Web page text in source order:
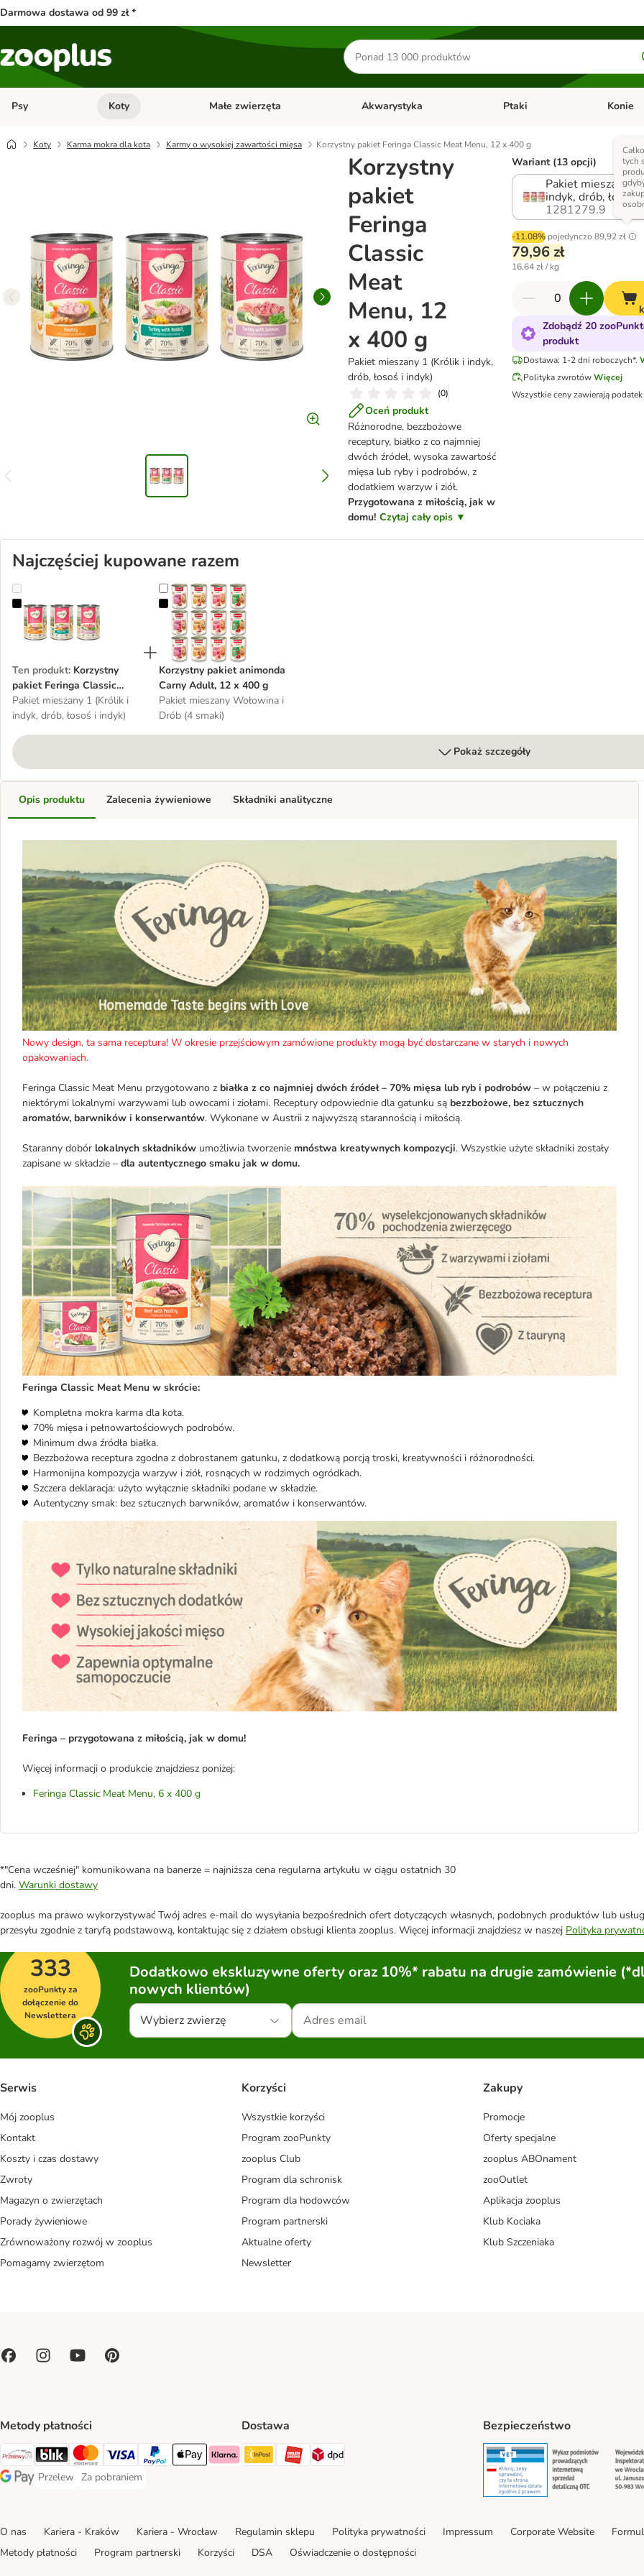
Darmowa dostawa od 99 zł *
Szukaj
produktów
Psy Otwórz menu kategorii: Psy
Koty Otwórz menu kategorii: Koty
Małe zwierzęta Otwórz menu kategorii: Małe zwierzęta
Akwarystyka Otwórz menu kategorii:
Ptaki Otwórz
Konie
Koty Karma mokra dla kota Karmy o wysokiej zawartości mięsa Korzystny pakiet Feringa Classic Meat Menu, 12 x 400 g
Korzystny
pakiet
Feringa
Classic
Meat
Menu, 12
x 400 g
Pakiet mieszany 1 (Królik i indyk,
drób, łosoś i indyk)
(0)
Oceń produkt
Różnorodne, bezzbożowe
receptury, białko z co najmniej
dwóch źródeł, wysoka zawartość
mięsa lub ryby i podrobów, z
dodatkiem warzyw i ziół.
Przygotowana z miłością, jak w
domu! Czytaj cały opis ▼
Wariant (13 opcji) %
Pakiet mieszany 1
indyk, drób, łosoś i
1281279.9
-11.08% pojedynczo 89,92 zł
tych
79,96 zł
16,64 zł / kg
Zdobądź 20
produkt
Dostawa: 1-2 dni roboczych*.
Polityka zwrotów Więcej
Wszystkie ceny zawierają podatek
Najczęściej kupowane razem
Korzystny pakiet Feringa Classic Meat Menu, 12 x 400 g
Ten produkt: Korzystny
pakiet Feringa Classic
Meat Menu, 12 x 400 g
Pakiet mieszany 1 (Królik i
indyk, drób, łosoś i indyk)
Korzystny pakiet animonda Carny Adult, 12 x 400 g
Korzystny pakiet animonda
Carny Adult, 12 x 400 g
Pakiet mieszany Wołowina i
Drób (4 smaki)
Pokaż szczegóły
Opis produktu
Nowy design, ta sama receptura! W okresie przejściowym zamówione produkty mogą być dostarczane w starych i nowych
opakowaniach.
Feringa Classic Meat Menu przygotowano z białka z co najmniej dwóch źródeł – 70% mięsa lub ryb i podrobów – w połączeniu z
niektórymi lokalnymi warzywami lub owocami i ziołami. Receptury odpowiednie dla gatunku są bezzbożowe, bez sztucznych
aromatów, barwników i konserwantów. Wykonane w Austrii z najwyższą starannością i miłością.
Staranny dobór lokalnych składników umożliwia tworzenie mnóstwa kreatywnych kompozycji. Wszystkie użyte składniki zostały
zapisane w składzie – dla autentycznego smaku jak w domu.
Feringa Classic Meat Menu w skrócie:
Kompletna mokra karma dla kota.
70% mięsa i pełnowartościowych podrobów.
Minimum dwa źródła białka.
Bezzbożowa receptura zgodna z dobrostanem gatunku, z dodatkową porcją troski, kreatywności i różnorodności.
Harmonijna kompozycja warzyw i ziół, rosnących w rodzimych ogródkach.
Szczera deklaracja: użyto wyłącznie składniki podane w składzie.
Autentyczny smak: bez sztucznych barwników, aromatów i konserwantów.
Feringa – przygotowana z miłością, jak w domu!
Więcej informacji o produkcie znajdziesz poniżej:
Feringa Classic Meat Menu, 6 x 400 g
Zalecenia żywieniowe Składniki analityczne
*"Cena wcześniej" komunikowana na banerze = najniższa cena regularna artykułu w ciągu ostatnich 30
dni. Warunki dostawy
zooplus ma prawo wykorzystywać Twój adres e-mail do wysyłania bezpośrednich ofert dotyczących własnych, podobnych produktów lub
przesyłu zgodnie z taryfą podstawową, kontaktując się z działem obsługi klienta zooplus. Więcej informacji znajdziesz w naszej Polityka
333
zooPunkty za
dołączenie do
Newslettera
Dodatkowo ekskluzywne oferty oraz 10%* rabatu na drugie zamówienie
nowych klientów)
Wybierz zwierzę
Serwis
Mój zooplus
Kontakt
Koszty i czas dostawy
Zwroty
Magazyn o zwierzętach
Porady żywieniowe
Zrównoważony rozwój w zooplus
Pomagamy zwierzętom
Korzyści
Wszystkie korzyści
Program zooPunkty
zooplus Club
Program dla schronisk
Program dla hodowców
Program partnerski
Aktualne oferty
Newsletter
Zakupy
Promocje
Oferty specjalne
zooplus ABOnament
zooOutlet
Aplikacja zooplus
Klub Kociaka
Klub Szczeniaka
Metody płatności
Przelewy24 Payment Method
Blik Payment Method
MasterCard Payment Method
Visa Payment Method
PayPal Payment Method
Apple Pay Payment Method
Klarna Payment Method
Google Pay Payment Method
Przelew
Przelew Payment Method
Za pobraniem
Za pobraniem Payment Method
Dostawa
Paczkomat® Shipping Method
ORLEN Paczka Shipping Method
Bezpieczeństwo
Security
O nas Kariera - Kraków Kariera - Wrocław Regulamin sklepu Polityka prywatności Impressum Corporate Website
Metody płatności
Program partnerski Korzyści DSA Oświadczenie o dostępności